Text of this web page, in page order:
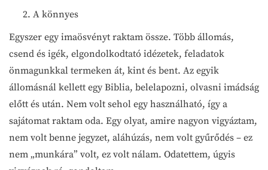
A könnyes
Egyszer egy imaösvényt raktam össze. Több állomás,
csend és igék, elgondolkodtató idézetek, feladatok
önmagunkkal termeken át, kint és bent. Az egyik
állomásnál kellett egy Biblia, belelapozni, olvasni imádság
előtt és után. Nem volt sehol egy használható, így a
sajátomat raktam oda. Egy olyat, amire nagyon vigyáztam,
nem volt benne jegyzet, aláhúzás, nem volt gyűrődés – ez
nem „munkára” volt, ez volt nálam. Odatettem, úgyis